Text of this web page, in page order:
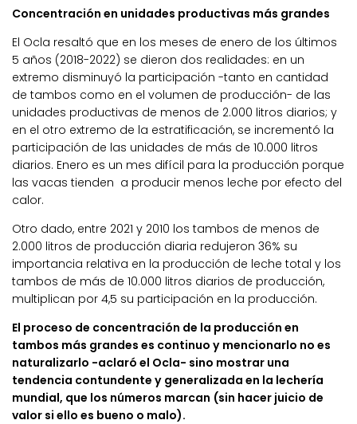
Concentración en unidades productivas más grandes
El Ocla resaltó que en los meses de enero de los últimos
5 años (2018-2022) se dieron dos realidades: en un
extremo disminuyó la participación -tanto en cantidad
de tambos como en el volumen de producción- de las
unidades productivas de menos de 2.000 litros diarios; y
en el otro extremo de la estratificación, se incrementó la
participación de las unidades de más de 10.000 litros
diarios. Enero es un mes difícil para la producción porque
las vacas tienden a producir menos leche por efecto del
calor.
Otro dado, entre 2021 y 2010 los tambos de menos de
2.000 litros de producción diaria redujeron 36% su
importancia relativa en la producción de leche total y los
tambos de más de 10.000 litros diarios de producción,
multiplican por 4,5 su participación en la producción.
El proceso de concentración de la producción en
tambos más grandes es continuo y mencionarlo no es
naturalizarlo -aclaró el Ocla- sino mostrar una
tendencia contundente y generalizada en la lechería
mundial, que los números marcan (sin hacer juicio de
valor si ello es bueno o malo).